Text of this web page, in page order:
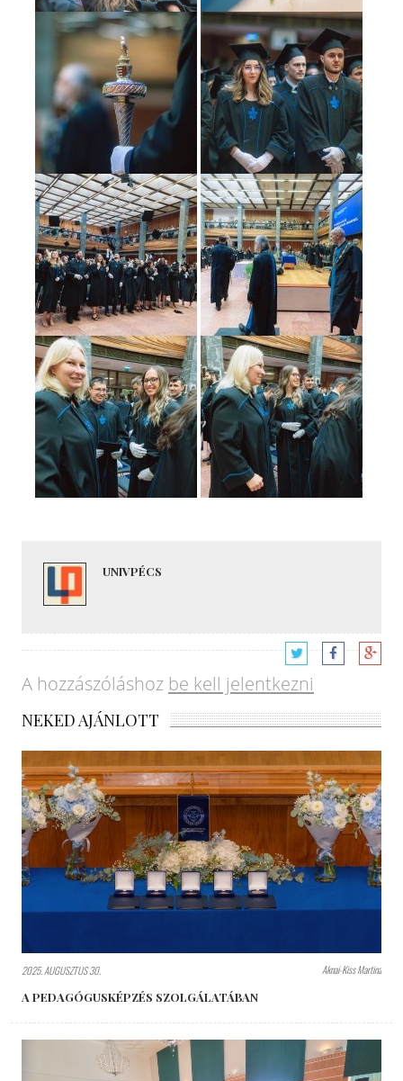
UNIVPÉCS
A hozzászóláshoz be kell jelentkezni
NEKED AJÁNLOTT
2025. AUGUSZTUS 30. Aknai-Kiss Martina
A PEDAGÓGUSKÉPZÉS SZOLGÁLATÁBAN